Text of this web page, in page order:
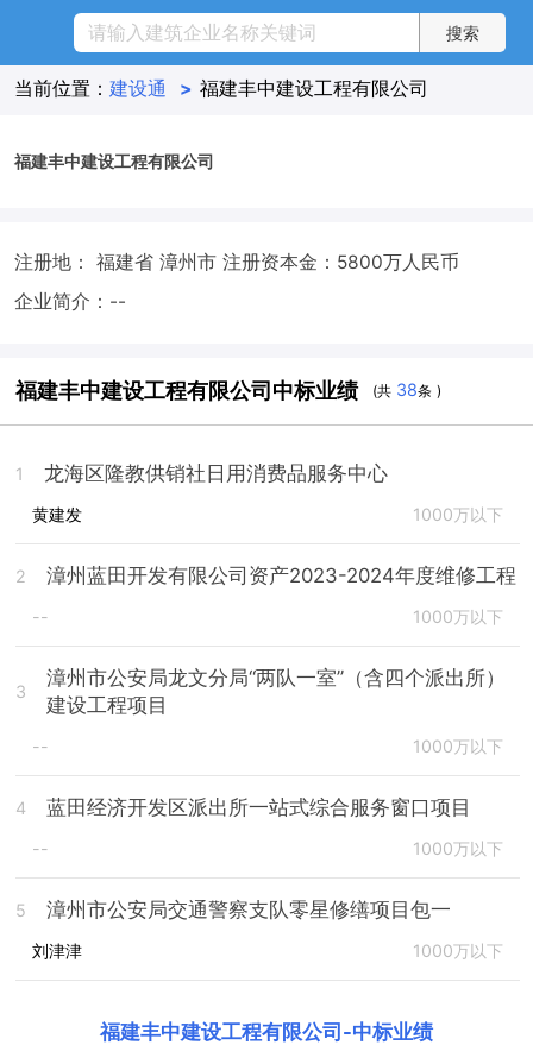
当前位置： 建设通 > 福建丰中建设工程有限公司
福建丰中建设工程有限公司
注册地： 福建省 漳州市 注册资本金：5800万人民币
企业简介：--
福建丰中建设工程有限公司中标业绩 (共 38条 )
1 龙海区隆教供销社日用消费品服务中心
黄建发 1000万以下
2 漳州蓝田开发有限公司资产2023-2024年度维修工程
-- 1000万以下
3
漳州市公安局龙文分局“两队一室”（含四个派出所）
建设工程项目
-- 1000万以下
4 蓝田经济开发区派出所一站式综合服务窗口项目
-- 1000万以下
5 漳州市公安局交通警察支队零星修缮项目包一
刘津津 1000万以下
福建丰中建设工程有限公司 -中标业绩